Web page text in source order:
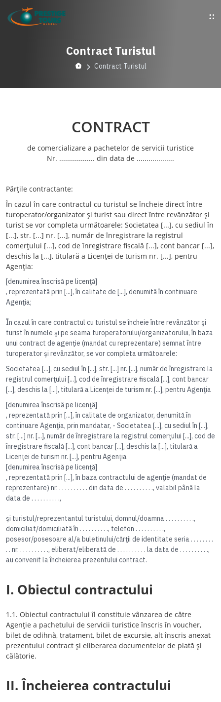
Contract Turistul
Contract Turistul
CONTRACT
de comercializare a pachetelor de servicii turistice
Nr. .................. din data de ...................
Părţile contractante:
În cazul în care contractul cu turistul se încheie direct între
turoperator/organizator şi turist sau direct între revânzător şi
turist se vor completa următoarele: Societatea [...], cu sediul în
[...], str. [...] nr. [...], număr de înregistrare la registrul
comerţului [...], cod de înregistrare fiscală [...], cont bancar [...],
deschis la [...], titulară a Licenţei de turism nr. [...], pentru
Agenţia:
[denumirea înscrisă pe licenţă]
, reprezentată prin [...], în calitate de [...], denumită în continuare
Agenţia;
În cazul în care contractul cu turistul se încheie între revânzător şi
turist în numele şi pe seama turoperatorului/organizatorului, în baza
unui contract de agenţie (mandat cu reprezentare) semnat între
turoperator şi revânzător, se vor completa următoarele:
Societatea [...], cu sediul în [...], str. [...] nr. [...], număr de înregistrare la
registrul comerţului [...], cod de înregistrare fiscală [...], cont bancar
[...], deschis la [...], titulară a Licenţei de turism nr. [...], pentru Agenţia
[denumirea înscrisă pe licenţă]
, reprezentată prin [...], în calitate de organizator, denumită în
continuare Agenţia, prin mandatar, - Societatea [...], cu sediul în [...],
str. [...] nr. [...], număr de înregistrare la registrul comerţului [...], cod de
înregistrare fiscală [...], cont bancar [...], deschis la [...], titulară a
Licenţei de turism nr. [...], pentru Agenţia
[denumirea înscrisă pe licenţă]
, reprezentată prin [...], în baza contractului de agenţie (mandat de
reprezentare) nr. . . . . . . . . . . din data de . . . . . . . . . ., valabil până la
data de . . . . . . . . . .,
şi turistul/reprezentantul turistului, domnul/doamna . . . . . . . . . .,
domiciliat/domiciliată în . . . . . . . . . ., telefon . . . . . . . . . .,
posesor/posesoare al/a buletinului/cărţii de identitate seria . . . . . . . .
. . nr. . . . . . . . . . ., eliberat/eliberată de . . . . . . . . . . la data de . . . . . . . . . .,
au convenit la încheierea prezentului contract.
I. Obiectul contractului
1.1. Obiectul contractului îl constituie vânzarea de către
Agenţie a pachetului de servicii turistice înscris în voucher,
bilet de odihnă, tratament, bilet de excursie, alt înscris anexat
prezentului contract şi eliberarea documentelor de plată şi
călătorie.
II. Încheierea contractului